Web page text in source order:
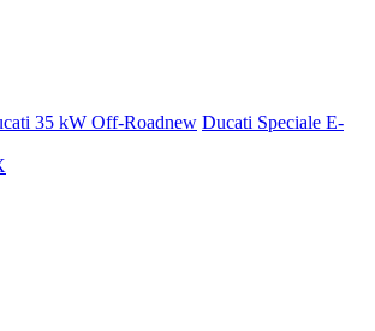
35 kW Off-Roadnew Ducati Speciale E-